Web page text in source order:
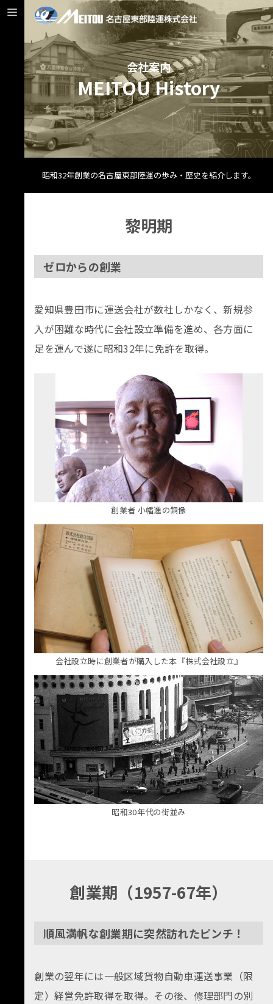
会社案内
MEITOU History
昭和32年創業の名古屋東部陸運の歩み・歴史を紹介します。
黎明期
ゼロからの創業
愛知県豊田市に運送会社が数社しかなく、新規参
入が困難な時代に会社設立準備を進め、各方面に
足を運んで遂に昭和32年に免許を取得。
創業者 小幡進の銅像
会社設立時に創業者が購入した本『株式会社設立』
昭和30年代の街並み
創業期（1957-67年）
順風満帆な創業期に突然訪れたピンチ！
創業の翌年には一般区域貨物自動車運送事業（限
定）経営免許取得を取得。その後、修理部門の別